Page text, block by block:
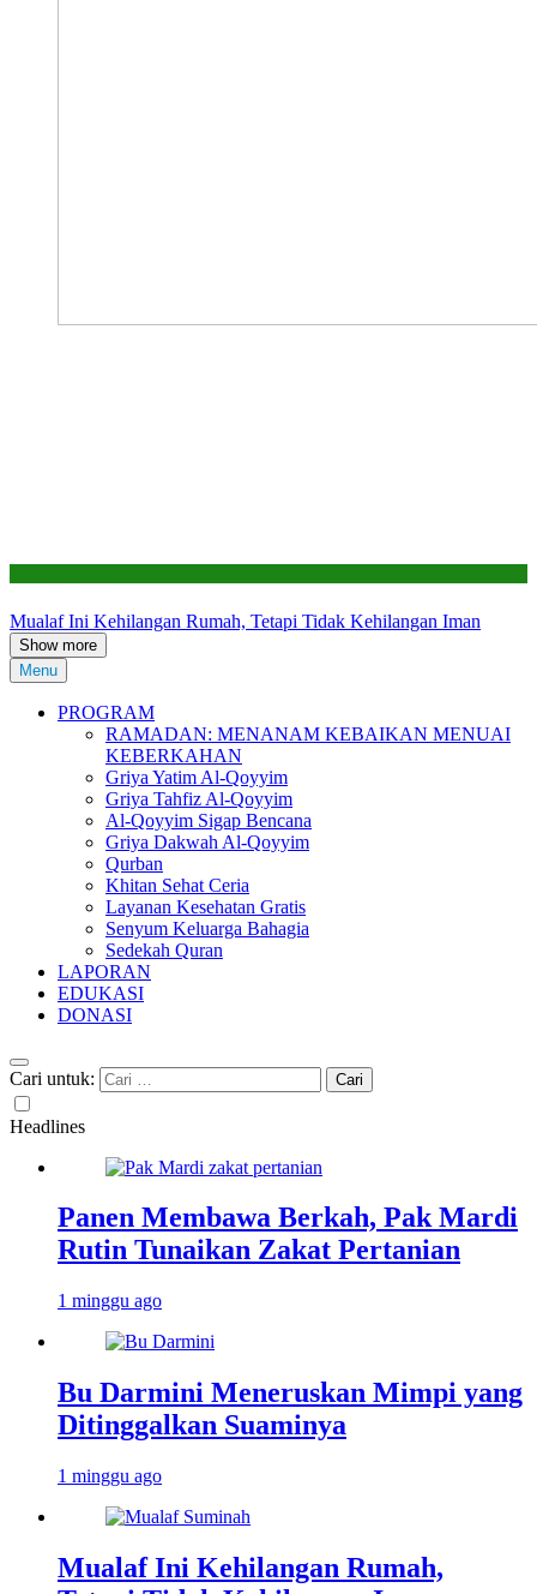
Mualaf Ini Kehilangan Rumah, Tetapi Tidak Kehilangan Iman
Show more
Menu
PROGRAM
RAMADAN: MENANAM KEBAIKAN MENUAI
KEBERKAHAN
Griya Yatim Al-Qoyyim
Griya Tahfiz Al-Qoyyim
Al-Qoyyim Sigap Bencana
Griya Dakwah Al-Qoyyim
Qurban
Khitan Sehat Ceria
Layanan Kesehatan Gratis
Senyum Keluarga Bahagia
Sedekah Quran
LAPORAN
EDUKASI
DONASI
Cari untuk:
Headlines
Panen Membawa Berkah, Pak Mardi
Rutin Tunaikan Zakat Pertanian
1 minggu ago
Bu Darmini Meneruskan Mimpi yang
Ditinggalkan Suaminya
1 minggu ago
Mualaf Ini Kehilangan Rumah,